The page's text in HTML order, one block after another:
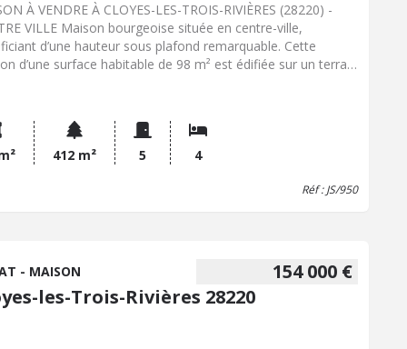
À VENDRE À CLOYES-LES-TROIS-RIVIÈRES (28220) -
VILLE Maison bourgeoise située en centre-ville,
d’une hauteur sous plafond remarquable. Cette
d’une surface habitable de 98 m² est édifiée sur un terrain
décorative. Un garage fermé, rare en centre-ville,
l’ensemble. La gare et le marché du samedi matin sont
à pied, ainsi que la médiathèque. La gare TGV de
auxquels ce bien est exposé sont disponibles sur le site
412 m² 5 4
Réf : JS/950
154 000 €
- MAISON
les-Trois-Rivières 28220